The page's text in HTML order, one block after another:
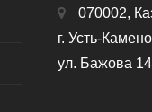
070002,
г. Усть-
ул. Бажова 14